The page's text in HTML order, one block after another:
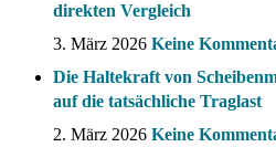
direkten Vergleich
3. März 2026 Keine
Die Haltekraft von
auf die tatsächliche Traglast
2. März 2026 Keine